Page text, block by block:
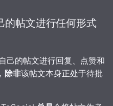
的帖文进行任何形式
己的帖文进行回复、点赞和
除非该帖文本身正处于待批